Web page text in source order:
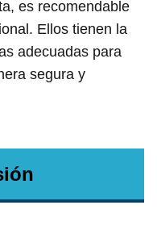
es recomendable
Ellos tienen la
adecuadas para
segura y